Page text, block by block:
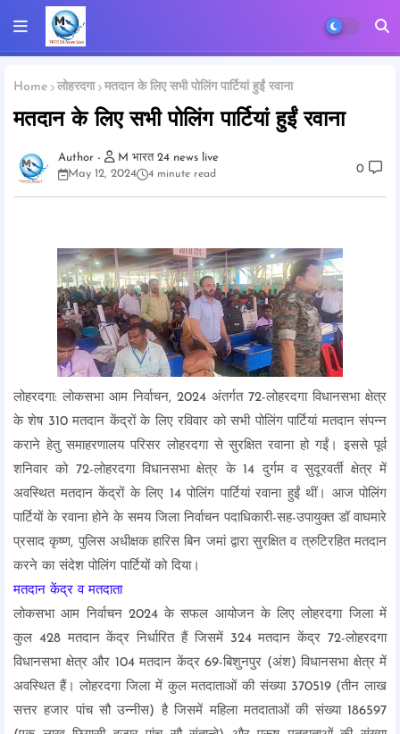
Home लोहरदगा मतदान के लिए सभी पोलिंग पार्टियां हुईं रवाना
मतदान के लिए सभी पोलिंग पार्टियां हुईं रवाना
M भारत 24 news live
May 12, 2024
4 minute read 0
लोहरदगा: लोकसभा आम निर्वाचन, 2024 अंतर्गत 72-लोहरदगा विधानसभा क्षेत्र
के शेष 310 मतदान केंद्रों के लिए रविवार को सभी पोलिंग पार्टियां मतदान संपन्न
कराने हेतु समाहरणालय परिसर लोहरदगा से सुरक्षित रवाना हो गईं। इससे पूर्व
शनिवार को 72-लोहरदगा विधानसभा क्षेत्र के 14 दुर्गम व सुदूरवर्ती क्षेत्र में
अवस्थित मतदान केंद्रों के लिए 14 पोलिंग पार्टियां रवाना हुईं थीं। आज पोलिंग
पार्टियों के रवाना होने के समय जिला निर्वाचन पदाधिकारी-सह-उपायुक्त डॉ वाघमारे
प्रसाद कृष्ण, पुलिस अधीक्षक हारिस बिन जमां द्वारा सुरक्षित व त्रुटिरहित मतदान
करने का संदेश पोलिंग पार्टियों को दिया।
मतदान केंद्र व मतदाता
लोकसभा आम निर्वाचन 2024 के सफल आयोजन के लिए लोहरदगा जिला में
कुल 428 मतदान केंद्र निर्धारित हैं जिसमें 324 मतदान केंद्र 72-लोहरदगा
विधानसभा क्षेत्र और 104 मतदान केंद्र 69-बिशुनपुर (अंश) विधानसभा क्षेत्र में
अवस्थित हैं। लोहरदगा जिला में कुल मतदाताओं की संख्या 370519 (तीन लाख
सत्तर हजार पांच सौ उन्नीस) है जिसमें महिला मतदाताओं की संख्या 186597